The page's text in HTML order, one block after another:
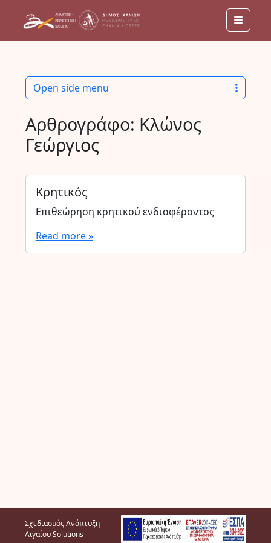
Menu
Αρθρογράφο: Κλώνος
Γεώργιος
Κρητικός
Επιθεώρηση κρητικού ενδιαφέροντος
Read more »
Open side menu
Σχεδιασμός Ανάπτυξη
Αιγαίου Solutions